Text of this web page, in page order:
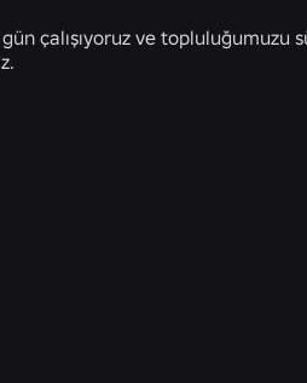
çalışıyoruz ve topluluğumuzu